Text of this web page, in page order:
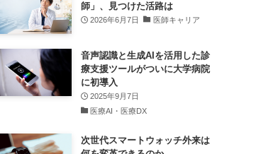
師」、見つけた活路は
2026年6月7日 医師キャリア
音声認識と生成AIを活用した診
療支援ツールがついに大学病院
に初導入
2025年9月7日
医療AI・医療DX
次世代スマートウォッチ外来は